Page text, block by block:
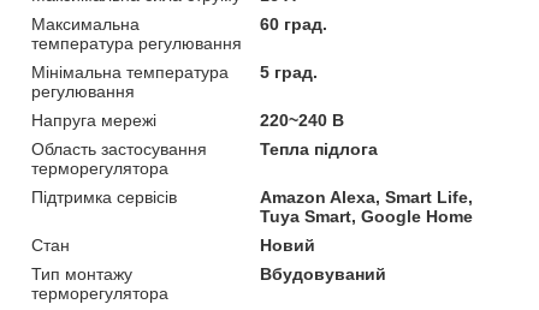
Максимальна
температура регулювання
60 град.
Мінімальна температура
регулювання
5 град.
Напруга мережі
220~240 В
Область застосування
терморегулятора
Тепла підлога
Підтримка сервісів
Amazon Alexa, Smart Life,
Tuya Smart, Google Home
Стан
Новий
Тип монтажу
терморегулятора
Вбудовуваний